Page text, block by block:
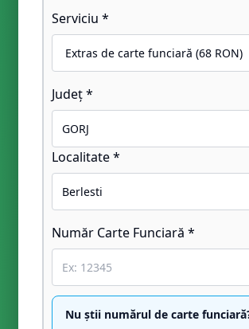
Serviciu *
Județ *
Localitate *
Număr Carte Funciară *
Nu știi numărul de carte